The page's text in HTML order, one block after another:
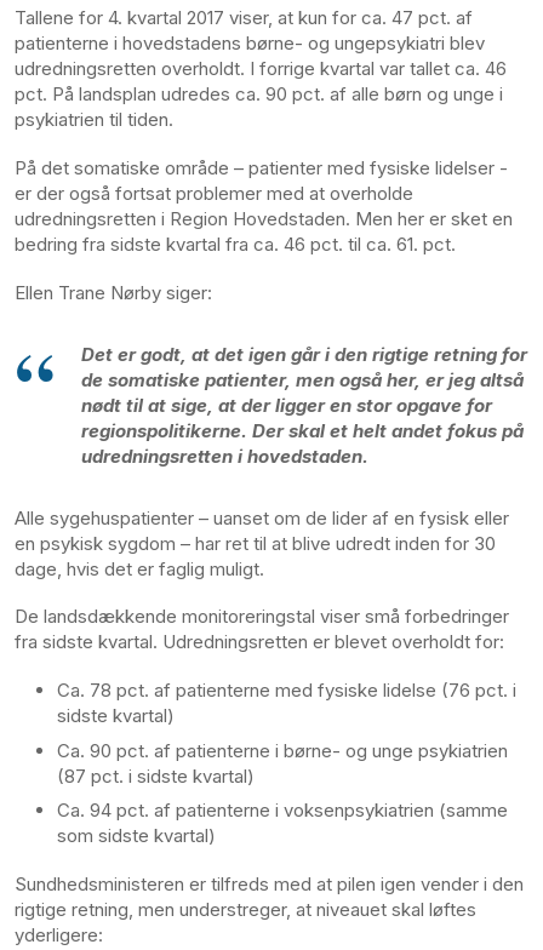
Tallene for 4. kvartal 2017 viser, at kun for ca. 47 pct. af
patienterne i hovedstadens børne- og ungepsykiatri blev
udredningsretten overholdt. I forrige kvartal var tallet ca. 46
pct. På landsplan udredes ca. 90 pct. af alle børn og unge i
psykiatrien til tiden.
På det somatiske område – patienter med fysiske lidelser -
er der også fortsat problemer med at overholde
udredningsretten i Region Hovedstaden. Men her er sket en
bedring fra sidste kvartal fra ca. 46 pct. til ca. 61. pct.
Ellen Trane Nørby siger:
Det er godt, at det igen går i den rigtige retning for
de somatiske patienter, men også her, er jeg altså
nødt til at sige, at der ligger en stor opgave for
regionspolitikerne. Der skal et helt andet fokus på
udredningsretten i hovedstaden.
Alle sygehuspatienter – uanset om de lider af en fysisk eller
en psykisk sygdom – har ret til at blive udredt inden for 30
dage, hvis det er faglig muligt.
De landsdækkende monitoreringstal viser små forbedringer
fra sidste kvartal. Udredningsretten er blevet overholdt for:
Ca. 78 pct. af patienterne med fysiske lidelse (76 pct. i
sidste kvartal)
Ca. 90 pct. af patienterne i børne- og unge psykiatrien
(87 pct. i sidste kvartal)
Ca. 94 pct. af patienterne i voksenpsykiatrien (samme
som sidste kvartal)
Sundhedsministeren er tilfreds med at pilen igen vender i den
rigtige retning, men understreger, at niveauet skal løftes
yderligere: